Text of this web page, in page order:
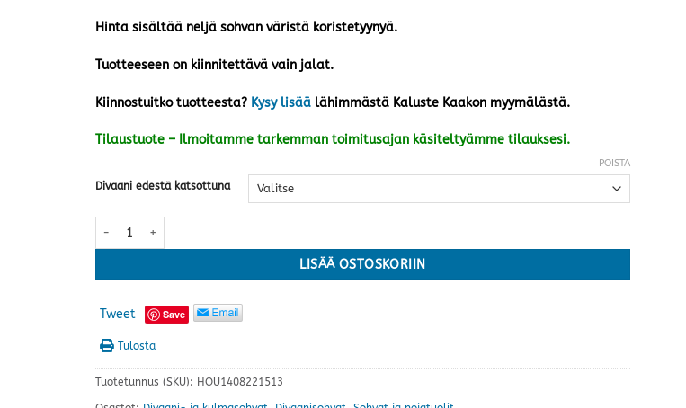
Hinta sisältää neljä sohvan väristä koristetyynyä.
Tuotteeseen on kiinnitettävä vain jalat.
Kiinnostuitko tuotteesta? Kysy lisää lähimmästä Kaluste Kaakon myymälästä.
Tilaustuote – Ilmoitamme tarkemman toimitusajan käsiteltyämme tilauksesi.
Divaani edestä katsottuna
POISTA
Lido divaanisohva, stone kangas · valitse kätisyys määrä
LISÄÄ OSTOSKORIIN
Tweet Save
Tulosta
Tuotetunnus (SKU): HOU1408221513